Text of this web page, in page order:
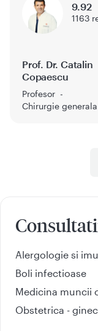
Prof. Dr. Catalin
Copaescu
Profesor
Chirurgie generala
9.92
1163
Alergologie si
Boli infectioase
Medicina muncii
Obstetrica -